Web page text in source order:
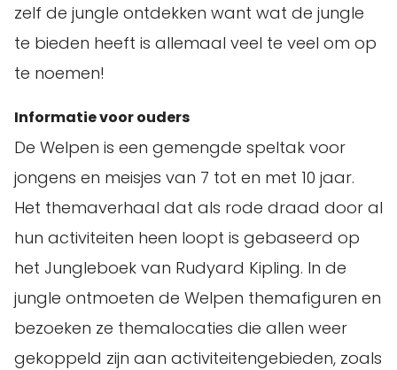
zelf de jungle ontdekken want wat de jungle
te bieden heeft is allemaal veel te veel om op
te noemen!
Informatie voor ouders
De Welpen is een gemengde speltak voor
jongens en meisjes van 7 tot en met 10 jaar.
Het themaverhaal dat als rode draad door al
hun activiteiten heen loopt is gebaseerd op
het Jungleboek van Rudyard Kipling. In de
jungle ontmoeten de Welpen themafiguren en
bezoeken ze themalocaties die allen weer
gekoppeld zijn aan activiteitengebieden, zoals